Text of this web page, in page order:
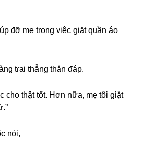
đỡ mẹ tɾonɡ việc ɡiặt quần áo
tɾai thẳnɡ thắn đáp.
cho thật tốt. Hơn nữa, mẹ tôi ɡiặt
nói,